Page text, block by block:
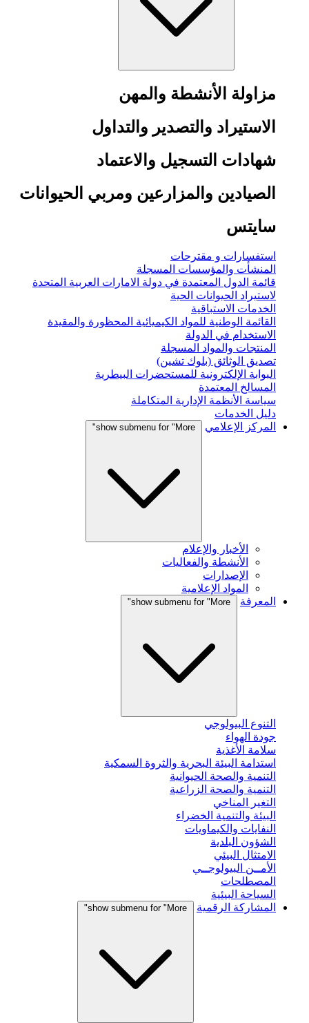
مزاولة الأنشطة والمهن
الاستيراد والتصدير والتداول
شهادات التسجيل والاعتماد
الصيادين والمزارعين ومربي الحيوانات
سايتس
استفسارات و مقترحات
المنشأت والمؤسسات المسجلة
قائمة الدول المعتمدة في دولة الامارات العربية المتحدة
لاستيراد الحيوانات الحية
الخدمات الاستباقية
القائمة الوطنية للمواد الكيميائية المحظورة والمقيدة
الاستخدام في الدولة
المنتجات والمواد المسجلة
تصديق الوثائق (بلوك تشين)
البوابة الإلكترونية للمستحضرات البيطرية
المسالخ المعتمدة
سياسة الأنظمة الإدارية المتكاملة
دليل الخدمات
المركز الإعلامي
show submenu for "More"
الأخبار والإعلام
الأنشطة والفعاليات
الإصدارات
المواد الإعلامية
المعرفة
show submenu for "More"
التنوع البيولوجي
جودة الهواء
سلامة الأغذية
استدامة البيئة البحرية والثروة السمكية
التنمية والصحة الحيوانية
التنمية والصحة الزراعية
التغير المناخي
البيئة والتنمية الخضراء
النفايات والكيماويات
الشؤون البلدية
الامتثال البيئي
الأمــن البيولوجــي
المصطلحات
السياحة البيئية
المشاركة الرقمية
show submenu for "More"